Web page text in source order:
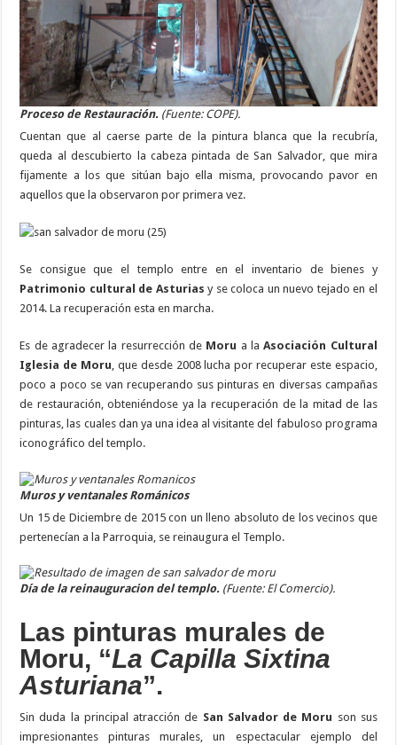
Proceso de Restauración. (Fuente: COPE).
Cuentan que al caerse parte de la pintura blanca que la recubría,
queda al descubierto la cabeza pintada de San Salvador, que mira
fijamente a los que sitúan bajo ella misma, provocando pavor en
aquellos que la observaron por primera vez.
Se consigue que el templo entre en el inventario de bienes y
Patrimonio cultural de Asturias y se coloca un nuevo tejado en el
2014. La recuperación esta en marcha.
Es de agradecer la resurrección de Moru a laAsociación Cultural
Iglesia de Moru , que desde 2008 lucha por recuperar este espacio,
poco a poco se van recuperando sus pinturas en diversas campañas
de restauración, obteniéndose ya la recuperación de la mitad de las
pinturas, las cuales dan ya una idea al visitante del fabuloso programa
iconográfico del templo.
Muros y ventanales Románicos
Un 15 de Diciembre de 2015 con un lleno absoluto de los vecinos que
pertenecían a la Parroquia, se reinaugura el Templo.
Día de la reinauguracion del templo. (Fuente: El Comercio).
Las pinturas murales de
Moru, “La Capilla Sixtina
Asturiana”.
Sin duda la principal atracción de San Salvador de Moru son sus
impresionantes pinturas murales, un espectacular ejemplo del